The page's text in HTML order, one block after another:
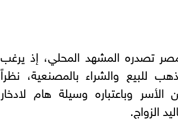
تصدره المشهد المحلي، إذ يرغب
للبيع والشراء بالمصنعية، نظراً
وباعتباره وسيلة هام لادخار
الزواج.